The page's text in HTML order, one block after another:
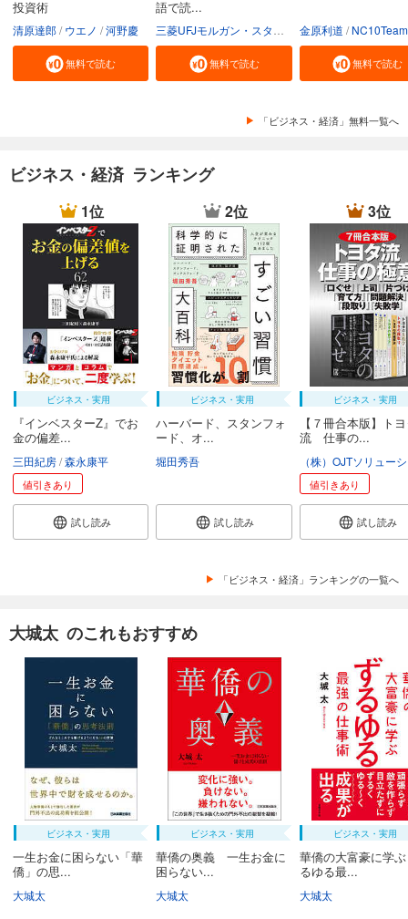
投資術
清原達郎 ウエノ 河野慶
無料で読む
語で読...
無料で読む
金原利道 NC10Team
無料で読む
「ビジネス・経済」無料一覧へ
ビジネス・経済 ランキング
1位
ビジネス・実用
『インベスターZ』でお
金の偏差...
三田紀房 森永康平
値引きあり
試し読み
2位
ビジネス・実用
ハーバード、スタンフォ
ード、オ...
堀田秀吾
試し読み
3位
ビジネス・実用
【７冊合本版】ト
流 仕事の...
値引きあり
試し読み
「ビジネス・経済」ランキングの一覧へ
大城太 のこれもおすすめ
ビジネス・実用
一生お金に困らない「華
僑」の思...
大城太
ビジネス・実用
華僑の奥義 一生お金に
困らない...
大城太
ビジネス・実用
華僑の大富豪に学
るゆる最...
大城太